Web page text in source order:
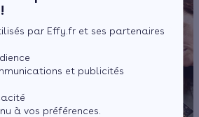
par Effy.fr et ses partenaires
et publicités
à vos préférences.